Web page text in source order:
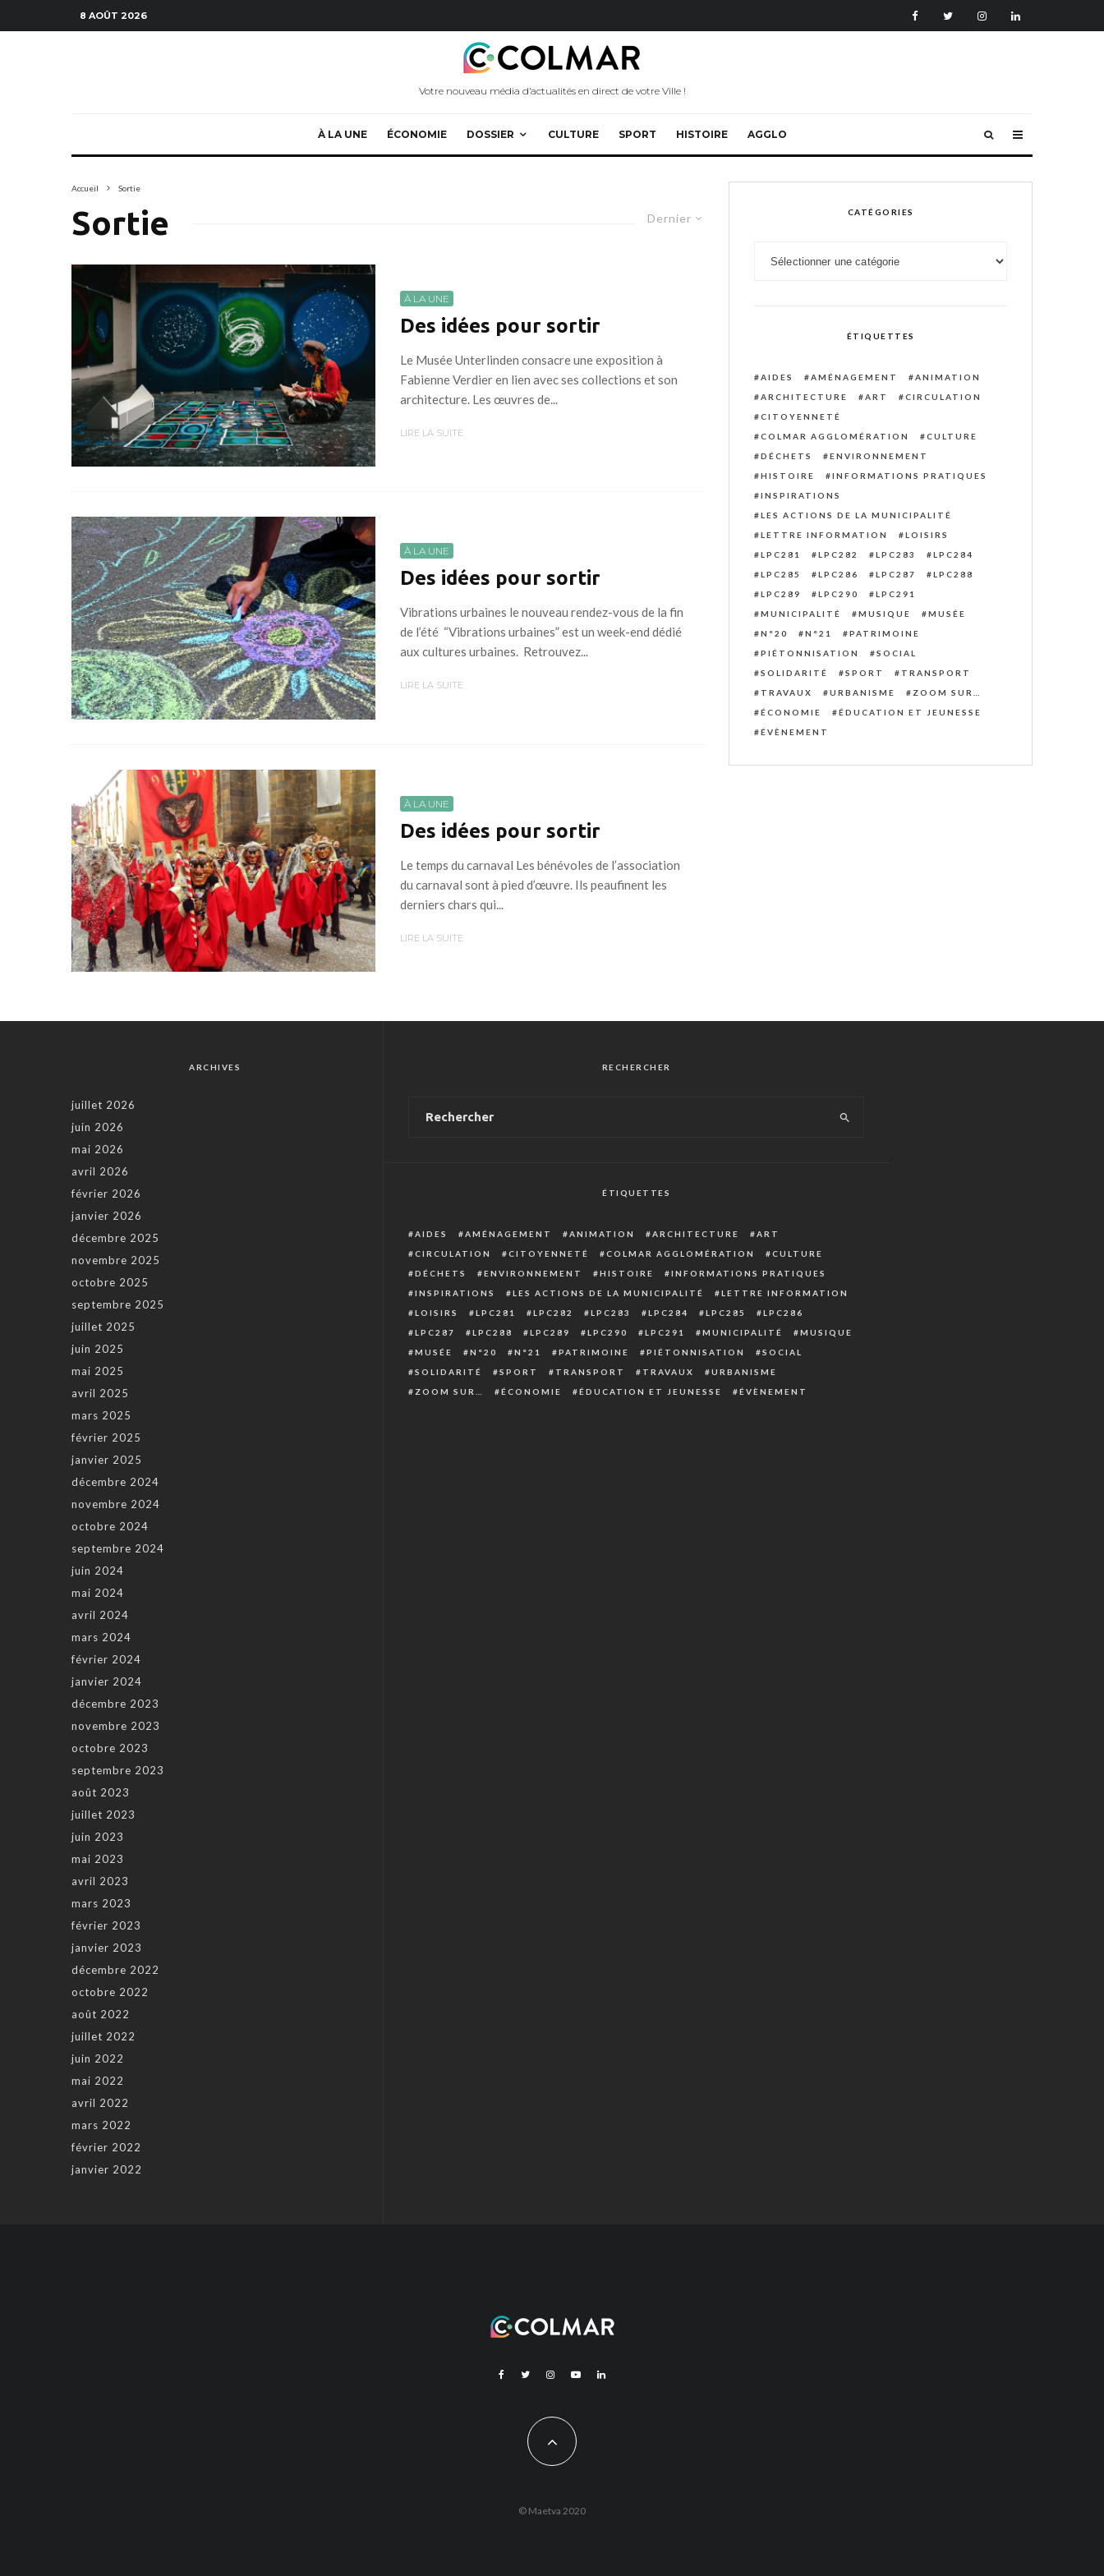
8 AOÛT 2026
Votre nouveau média d’actualités en direct de votre Ville !
À LA UNE ÉCONOMIE DOSSIER CULTURE SPORT HISTOIRE AGGLO
Accueil Sortie
Dernier
Sortie
À LA UNE
Des idées pour sortir
Le Musée Unterlinden consacre une exposition à
Fabienne Verdier en lien avec ses collections et son
architecture. Les œuvres de...
LIRE LA SUITE
À LA UNE
Des idées pour sortir
Vibrations urbaines le nouveau rendez-vous de la fin
de l’été “Vibrations urbaines” est un week-end dédié
aux cultures urbaines. Retrouvez...
LIRE LA SUITE
À LA UNE
Des idées pour sortir
Le temps du carnaval Les bénévoles de l’association
du carnaval sont à pied d’œuvre. Ils peaufinent les
derniers chars qui...
LIRE LA SUITE
CATÉGORIES
ÉTIQUETTES
AIDES AMÉNAGEMENT
ANIMATION
ARCHITECTURE
ART
CIRCULATION
CITOYENNETÉ
COLMAR AGGLOMÉRATION
CULTURE
DÉCHETS
ENVIRONNEMENT
HISTOIRE
INFORMATIONS PRATIQUES
INSPIRATIONS
LES ACTIONS DE LA MUNICIPALITÉ
LETTRE INFORMATION
LOISIRS
LPC281
LPC282 LPC283
LPC284
LPC285
LPC286 LPC287
LPC288
LPC289
LPC290
LPC291
MUNICIPALITÉ
MUSIQUE
MUSÉE
N°20
N°21
PATRIMOINE
PIÉTONNISATION
SOCIAL
SOLIDARITÉ
SPORT
TRANSPORT
TRAVAUX
URBANISME
ZOOM SUR…
ÉCONOMIE
ÉDUCATION ET JEUNESSE
ÉVÈNEMENT
ARCHIVES
juillet 2026
juin 2026
mai 2026
avril 2026
février 2026
janvier 2026
décembre 2025
novembre 2025
octobre 2025
septembre 2025
juillet 2025
juin 2025
mai 2025
avril 2025
mars 2025
février 2025
janvier 2025
décembre 2024
novembre 2024
octobre 2024
septembre 2024
juin 2024
mai 2024
avril 2024
mars 2024
février 2024
janvier 2024
décembre 2023
novembre 2023
octobre 2023
septembre 2023
août 2023
juillet 2023
juin 2023
mai 2023
avril 2023
mars 2023
février 2023
janvier 2023
décembre 2022
octobre 2022
août 2022
juillet 2022
juin 2022
mai 2022
avril 2022
mars 2022
février 2022
janvier 2022
RECHERCHER
ÉTIQUETTES
AIDES AMÉNAGEMENT ANIMATION ARCHITECTURE
ART
CIRCULATION
CITOYENNETÉ COLMAR AGGLOMÉRATION
CULTURE
DÉCHETS
ENVIRONNEMENT HISTOIRE
INFORMATIONS PRATIQUES
INSPIRATIONS
LES ACTIONS DE LA MUNICIPALITÉ
LETTRE INFORMATION
LOISIRS
LPC281 LPC282 LPC283 LPC284 LPC285
LPC286
LPC287
LPC288 LPC289 LPC290 LPC291 MUNICIPALITÉ
MUSIQUE
MUSÉE
N°20 N°21 PATRIMOINE PIÉTONNISATION
SOCIAL
SOLIDARITÉ
SPORT TRANSPORT TRAVAUX
URBANISME
ZOOM SUR…
ÉCONOMIE ÉDUCATION ET JEUNESSE ÉVÈNEMENT
© Maetva 2020